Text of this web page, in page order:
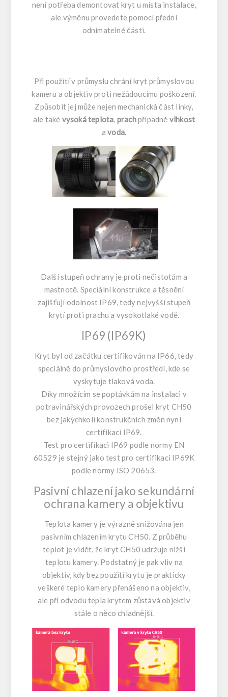
není potřeba demontovat kryt u místa instalace,
ale výměnu provedete pomocí přední
odnímatelné části.
Při použití v průmyslu chrání kryt průmyslovou
kameru a objektiv proti nežádoucímu poškození.
Způsobit jej může nejen mechanická část linky,
ale také vysoká teplota, prachpřípadně vlhkost
avoda.
Další stupeň ochrany je proti nečistotám a
mastnotě. Speciální konstrukce a těsnění
zajišťují odolnost IP69, tedy nejvyšší stupeň
krytí proti prachu a vysokotlaké vodě.
IP69 (IP69K)
Kryt byl od začátku certifikován na IP66, tedy
speciálně do průmyslového prostředí, kde se
vyskytuje tlaková voda.
Díky množícím se poptávkám na instalaci v
potravinářských provozech prošel kryt CH50
bez jakýchkoli konstrukčních změn nyní
certifikací IP69.
Test pro certifikaci IP69 podle normy EN
60529 je stejný jako test pro certifikaci IP69K
podle normy ISO 20653.
Pasivní chlazení jako sekundární
ochrana kamery a objektivu
Teplota kamery je výrazně snižována jen
pasivním chlazením krytu CH50. Z průběhu
teplot je vidět, že kryt CH50 udržuje nižší
teplotu kamery. Podstatný je pak vliv na
objektiv, kdy bez použití krytu je prakticky
veškeré teplo kamery přenášeno na objektiv,
ale při odvodu tepla krytem zůstává objektiv
stále o něco chladnější.